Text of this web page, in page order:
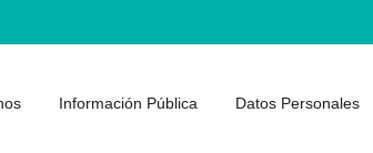
Información Pública Datos Personales